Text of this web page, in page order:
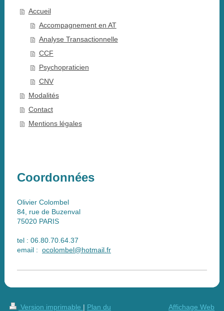
Accueil
Accompagnement en AT
Analyse Transactionnelle
CCF
Psychopraticien
CNV
Modalités
Contact
Mentions légales
Coordonnées
Olivier Colombel
84, rue de Buzenval
75020 PARIS
tel : 06.80.70.64.37
email : ocolombel@hotmail.fr
Version imprimable | Plan du Affichage Web